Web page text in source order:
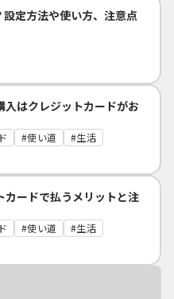
定方法や使い方、注意点
入はクレジットカードがお
使い道
生活
カードで払うメリットと注
使い道
生活